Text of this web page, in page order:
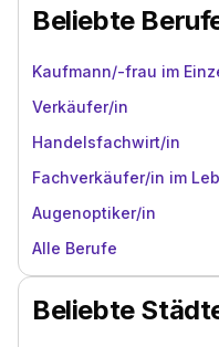
Beliebte
Kaufmann/-frau im
Verkäufer/in
Handelsfachwirt/in
Fachverkäufer/in im
Augenoptiker/in
Alle Berufe
Beliebte